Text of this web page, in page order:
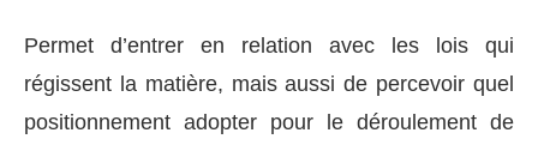
Permet d’entrer en relation avec les lois qui
régissent la matière, mais aussi de percevoir quel
positionnement adopter pour le déroulement de